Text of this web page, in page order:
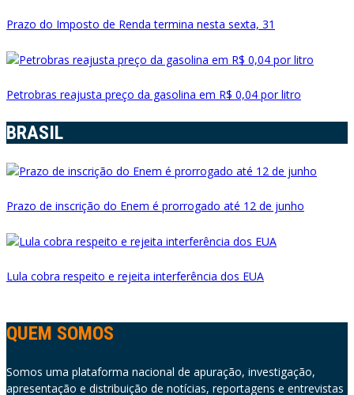
Prazo do Imposto de Renda termina nesta sexta, 31
Petrobras reajusta preço da gasolina em R$ 0,04 por litro
BRASIL
Prazo de inscrição do Enem é prorrogado até 12 de junho
Lula cobra respeito e rejeita interferência dos EUA
QUEM SOMOS
Somos uma plataforma nacional de apuração, investigação,
apresentação e distribuição de notícias, reportagens e entrevistas